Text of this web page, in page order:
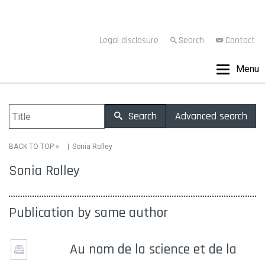
Legal disclosure Search Contact
Menu
Search Advanced search
BACK TO TOP » Sonia Rolley
Sonia Rolley
Publication by same author
Au nom de la science et de la